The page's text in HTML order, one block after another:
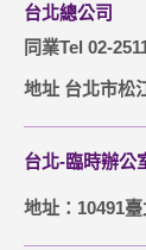
台北總公司
同業Tel 02-
地址 台北市松
台北-臨時辦公
地址：10491